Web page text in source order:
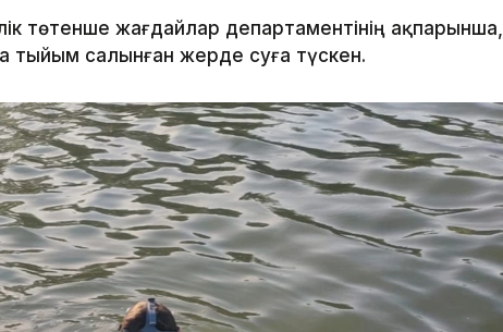
төтенше жағдайлар департаментінің ақпарынша,
салынған жерде суға түскен.